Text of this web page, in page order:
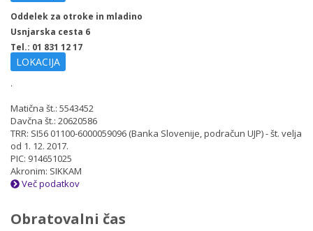
Oddelek za otroke in mladino
Usnjarska cesta 6
Tel.: 01 831 12 17
LOKACIJA
.
Matična št.: 5543452
Davčna št.: 20620586
TRR: SI56 01100-6000059096 (Banka Slovenije, podračun UJP) - št. velja
od 1. 12. 2017.
PIC: 914651025
Akronim: SIKKAM
Več podatkov
Obratovalni čas